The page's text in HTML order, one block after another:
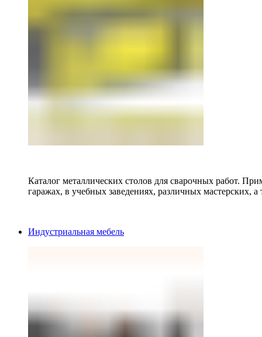
Каталог металлических столов для сварочных работ.
гаражах, в учебных заведениях, различных мастерских, а
Индустриальная мебель